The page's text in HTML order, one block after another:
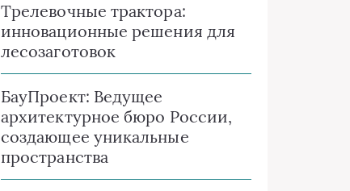
Трелевочные трактора:
инновационные решения для
лесозаготовок
БауПроект: Ведущее
архитектурное бюро России,
создающее уникальные
пространства